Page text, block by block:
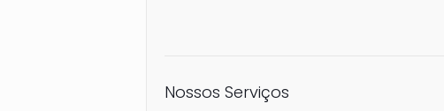
Nossos Serviços